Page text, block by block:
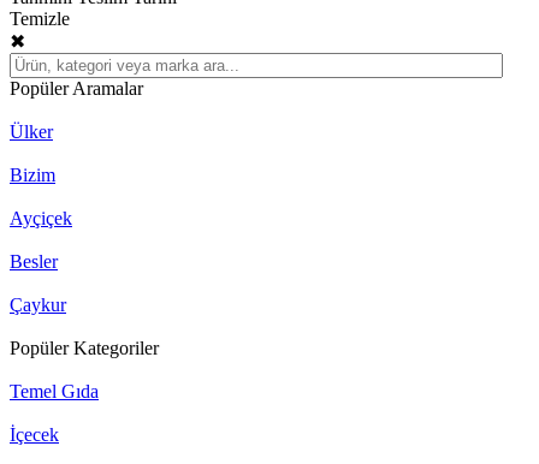
Temizle
✖
Popüler Aramalar
Ülker
Bizim
Ayçiçek
Besler
Çaykur
Popüler Kategoriler
Temel Gıda
İçecek